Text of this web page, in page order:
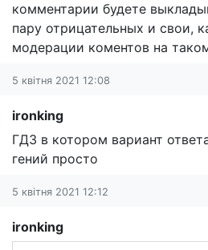
комментарии будете
пару отрицательных и свои,
модерации коментов на
5 квітня 2021 12:08
ironking
ГДЗ в котором вариант
гений просто
5 квітня 2021 12:12
ironking